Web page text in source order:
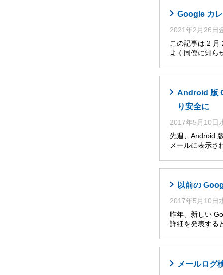
Google カ
2021年2月26日
この記事は 2
よく同僚に知ら
Android 版
り安全に
2017年5月10日
先週、Android
メールに表示
以前の
2017年5月10日
昨年、新しい
詳細を発表する
メールログ